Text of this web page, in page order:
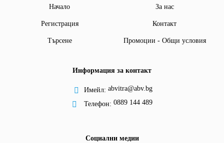
Начало За нас
Регистрация Контакт
Търсене Промоции - Общи условия
Информация за контакт
Имейл: abvitra@abv.bg
Телефон: 0889 144 489
Социални медии